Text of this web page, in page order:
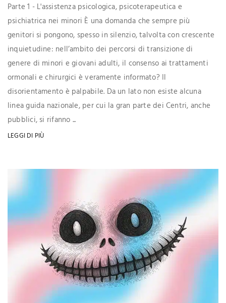
Parte 1 - L'assistenza psicologica, psicoterapeutica e
psichiatrica nei minori È una domanda che sempre più
genitori si pongono, spesso in silenzio, talvolta con crescente
inquietudine: nell’ambito dei percorsi di transizione di
genere di minori e giovani adulti, il consenso ai trattamenti
ormonali e chirurgici è veramente informato? Il
disorientamento è palpabile. Da un lato non esiste alcuna
linea guida nazionale, per cui la gran parte dei Centri, anche
pubblici, si rifanno ...
LEGGI DI PIÙ